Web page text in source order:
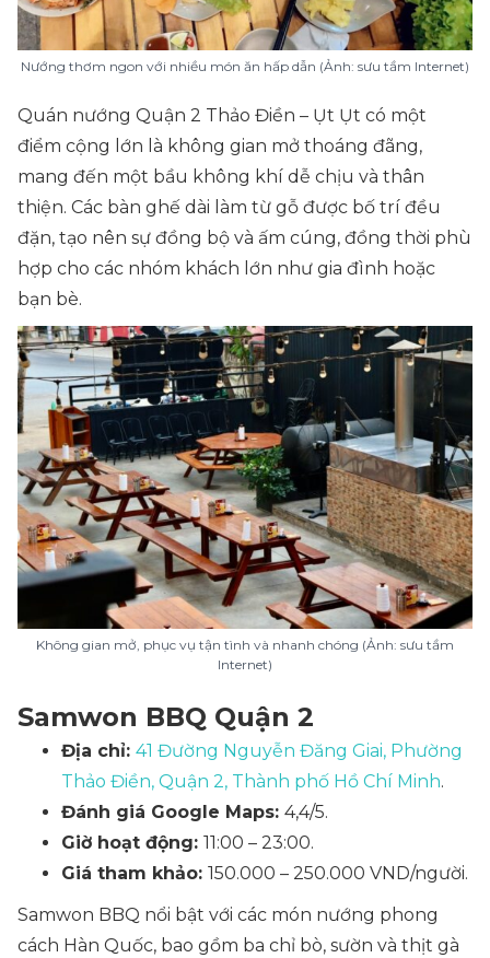
Nướng thơm ngon với nhiều món ăn hấp dẫn (Ảnh: sưu tầm Internet)
Quán nướng Quận 2 Thảo Điền – Ụt Ụt có một
điểm cộng lớn là không gian mở thoáng đãng,
mang đến một bầu không khí dễ chịu và thân
thiện. Các bàn ghế dài làm từ gỗ được bố trí đều
đặn, tạo nên sự đồng bộ và ấm cúng, đồng thời phù
hợp cho các nhóm khách lớn như gia đình hoặc
bạn bè.
Không gian mở, phục vụ tận tình và nhanh chóng (Ảnh: sưu tầm
Internet)
Samwon BBQ Quận 2
Địa chỉ: 41 Đường Nguyễn Đăng Giai, Phường
Thảo Điền, Quận 2, Thành phố Hồ Chí Minh.
Đánh giá Google Maps: 4,4/5.
Giờ hoạt động: 11:00 – 23:00.
Giá tham khảo: 150.000 – 250.000 VND/người.
Samwon BBQ nổi bật với các món nướng phong
cách Hàn Quốc, bao gồm ba chỉ bò, sườn và thịt gà